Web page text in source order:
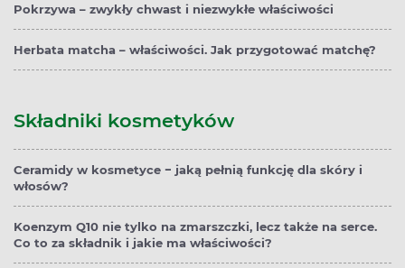
Pokrzywa – zwykły chwast i niezwykłe właściwości
Herbata matcha – właściwości. Jak przygotować matchę?
Składniki kosmetyków
Ceramidy w kosmetyce − jaką pełnią funkcję dla skóry i
włosów?
Koenzym Q10 nie tylko na zmarszczki, lecz także na serce.
Co to za składnik i jakie ma właściwości?